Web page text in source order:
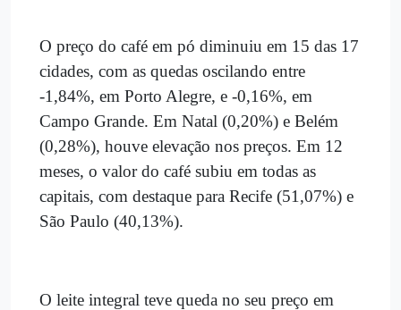
O preço do café em pó diminuiu em 15 das 17
cidades, com as quedas oscilando entre
-1,84%, em Porto Alegre, e -0,16%, em
Campo Grande. Em Natal (0,20%) e Belém
(0,28%), houve elevação nos preços. Em 12
meses, o valor do café subiu em todas as
capitais, com destaque para Recife (51,07%) e
São Paulo (40,13%).
O leite integral teve queda no seu preço em